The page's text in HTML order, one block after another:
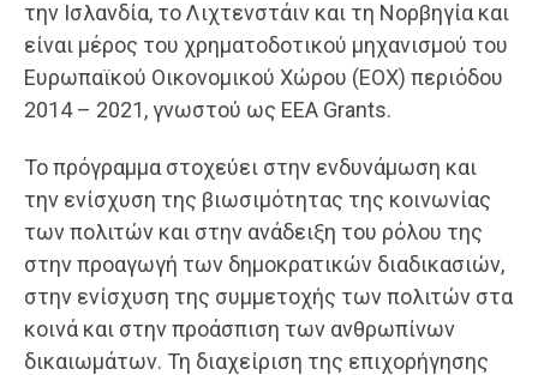
την Ισλανδία, το Λιχτενστάιν και τη Νορβηγία και
είναι μέρος του χρηματοδοτικού μηχανισμού του
Ευρωπαϊκού Οικονομικού Χώρου (ΕΟΧ) περιόδου
2014 – 2021, γνωστού ως EEA Grants.
Το πρόγραμμα στοχεύει στην ενδυνάμωση και
την ενίσχυση της βιωσιμότητας της κοινωνίας
των πολιτών και στην ανάδειξη του ρόλου της
στην προαγωγή των δημοκρατικών διαδικασιών,
στην ενίσχυση της συμμετοχής των πολιτών στα
κοινά και στην προάσπιση των ανθρωπίνων
δικαιωμάτων. Τη διαχείριση της επιχορήγησης